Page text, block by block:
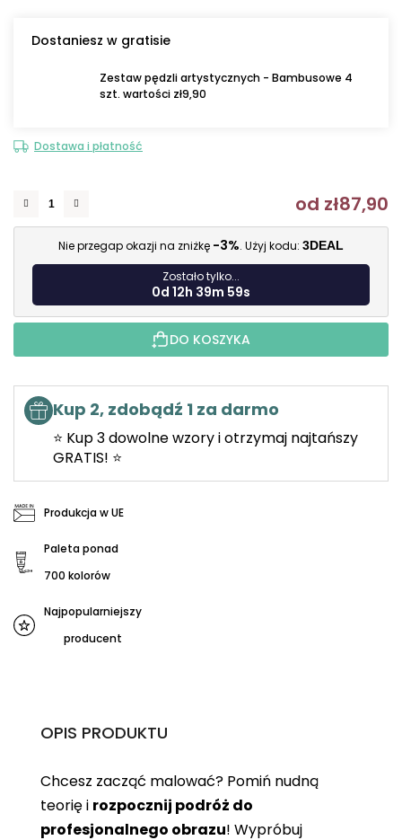
Dostaniesz w gratisie
Zestaw pędzli artystycznych - Bambusowe 4
szt. wartości zł9,90
Dostawa i płatność
od zł87,90
Nie przegap okazji na zniżkę -3%. Użyj kodu: 3DEAL
Zostało tylko...
0d 12h 39m 58s
DO KOSZYKA
Kup 2, zdobądź 1 za darmo
⭐ Kup 3 dowolne wzory i otrzymaj najtańszy
GRATIS! ⭐
Produkcja w UE
Paleta ponad
700 kolorów
Najpopularniejszy
producent
OPIS PRODUKTU
Chcesz zacząć malować? Pomiń nudną
teorię i rozpocznij podróż do
profesjonalnego obrazu! Wypróbuj